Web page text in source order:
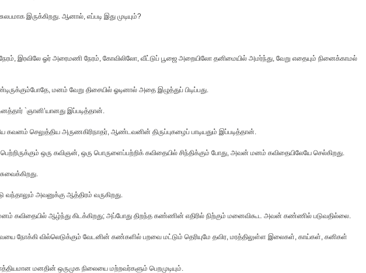
இருக்கிறது. ஆனால், எப்படி இது முடியும்?
இரவிலே ஓர் அரைமணி நேரம், கோவிலிலோ, வீட்டுப் பூஜை அறையிலோ தனிமையில் அமர்ந்து, வேறு எதையும் நினைக்காமல்
மனம் வேறு திசையில் ஓடினால் அதை இழுத்துப் பிடிப்பது.
`ஞானி’யானது இப்படித்தான்.
கவனம் செலுத்திய அருணகிரிநாதர், ஆண்டவனின் திருப்புகழைப் பாடியதும் இப்படித்தான்.
ஒரு கவிஞன், ஒரு பொருளைப்பற்றிக் கவிதையில் சிந்திக்கும் போது, அவன் மனம் கவிதையிலேயே செல்கிறது.
வந்தாலும் அவனுக்கு ஆத்திரம் வருகிறது.
கவிதையில் ஆழ்ந்து கிடக்கிறது; அப்போது திறந்த கண்ணின் எதிரில் நிற்கும் மனைவிகூட அவன் கண்ணில் படுவதில்லை.
நோக்கி வில்லெடுக்கும் வேடனின் கண்களில் பறவை மட்டும் தெரியுமே தவிர, மரத்திலுள்ள இலைகள், காய்கள், கனிகள்
மனதின் ஒருமுக நிலையை மற்றவர்களும் பெறமுடியும்.